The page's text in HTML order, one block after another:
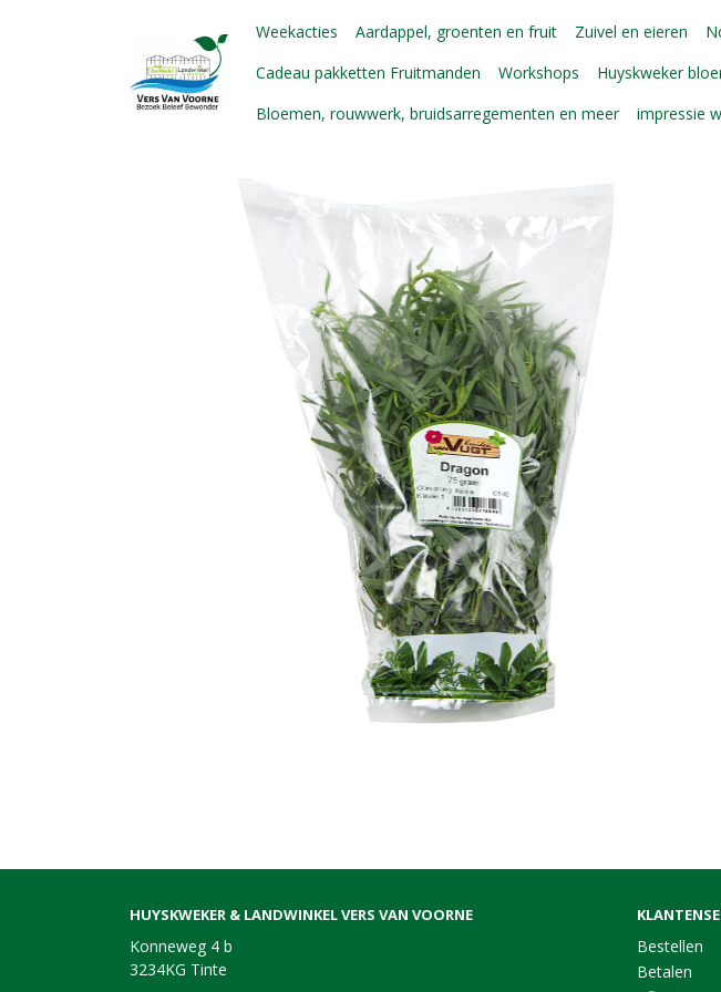
Weekacties Aardappel, groenten en fruit Zuivel en eieren
Cadeau pakketten Fruitmanden
Workshops Huyskweker
Bloemen, rouwwerk, bruidsarregementen en meer
impressie
HUYSKWEKER & LANDWINKEL VERS VAN VOORNE
Konneweg 4 b
3234KG Tinte
Bestellen
Betalen